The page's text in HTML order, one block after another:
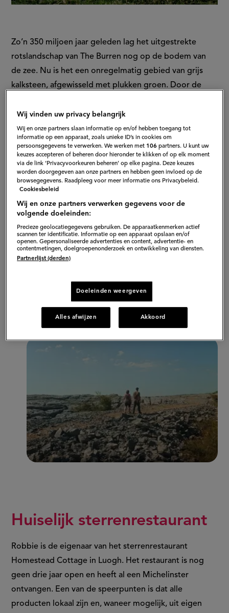
Zo’n 350 miljoen jaar geleden lag het uitgestrekte
rotslandschap van The Burren nog op de bodem van
de zee. Nu is het een onregelmatig gebied van grijs
kalksteen, afgewisseld met plukken groen. Door de
heel andere manier dan in de rest van Ierland.
Magische kruidenjacht
Hugo verzamelt kruiden voor de shepherd’s pie die hij
The Burren. Tussen de stenen en in de spleten groeien
veel kruiden. Maar naast wilde tijm of knoflook, zijn er
ook nog andere levensvormen. Marie wijst hem op een
boom en vertelt dat dit een feeënboom is. Ze ziet de
ontweken hebben, is het tijd om de kruiden te plukken.
Hugo heeft onder andere wilde tijm en wilde salie
Huiselijk sterrenrestaurant
Robbie is de eigenaar van het sterrenrestaurant
Homestead Cottage in Luogh. Het restaurant is nog
geen drie jaar open en heeft al een Michelinster
ontvangen. Een van de speerpunten is dat alle
producten lokaal zijn en, waneer mogelijk, uit eigen
Wij vinden uw privacy belangrijk
Wij en onze partners slaan informatie op en/of hebben toegang tot
informatie op een apparaat, zoals unieke ID’s in cookies om
persoonsgegevens te verwerken. We werken met 106 partners. U kunt uw
keuzes accepteren of beheren door hieronder te klikken of op elk moment
via de link ‘Privacyvoorkeuren beheren’ op elke pagina. Deze keuzes
worden doorgegeven aan onze partners en hebben geen invloed op de
browsegegevens. Raadpleeg voor meer informatie ons Privacybeleid.
Cookiesbeleid
Wij en onze partners verwerken gegevens voor de
volgende doeleinden:
Precieze geolocatiegegevens gebruiken. De apparaatkenmerken actief
scannen ter identificatie. Informatie op een apparaat opslaan en/of
openen. Gepersonaliseerde advertenties en content, advertentie- en
contentmetingen, doelgroepenonderzoek en ontwikkeling van diensten.
Partnerlijst (derden)
Doeleinden weergeven
Alles afwijzen Akkoord